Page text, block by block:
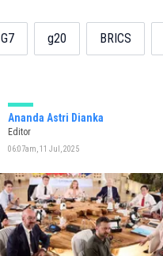
G7 g20 BRICS
Ananda Astri Dianka
Editor
06:07am, 11 Jul, 2025